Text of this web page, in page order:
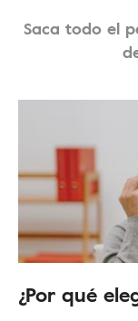
Saca todo el
¿Por qué